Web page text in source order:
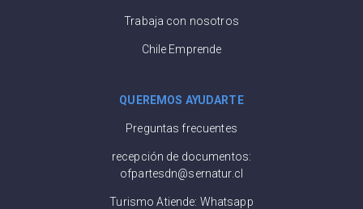
Trabaja con nosotros
Chile Emprende
QUEREMOS AYUDARTE
Preguntas frecuentes
recepción de documentos:
ofpartesdn@sernatur.cl
Turismo Atiende: Whatsapp